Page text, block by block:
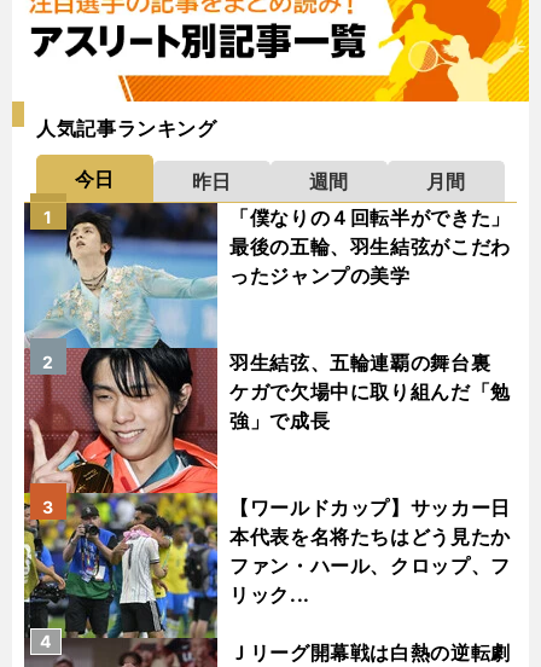
人気記事ランキング
今日 昨日 週間
月間
「僕なりの４回転半ができた」
最後の五輪、羽生結弦がこだわ
ったジャンプの美学
1
羽生結弦、五輪連覇の舞台裏
ケガで欠場中に取り組んだ「勉
強」で成長
2
【ワールドカップ】サッカー日
本代表を名将たちはどう見たか
ファン・ハール、クロップ、フ
リック...
3
Ｊリーグ開幕戦は白熱の逆転劇
4